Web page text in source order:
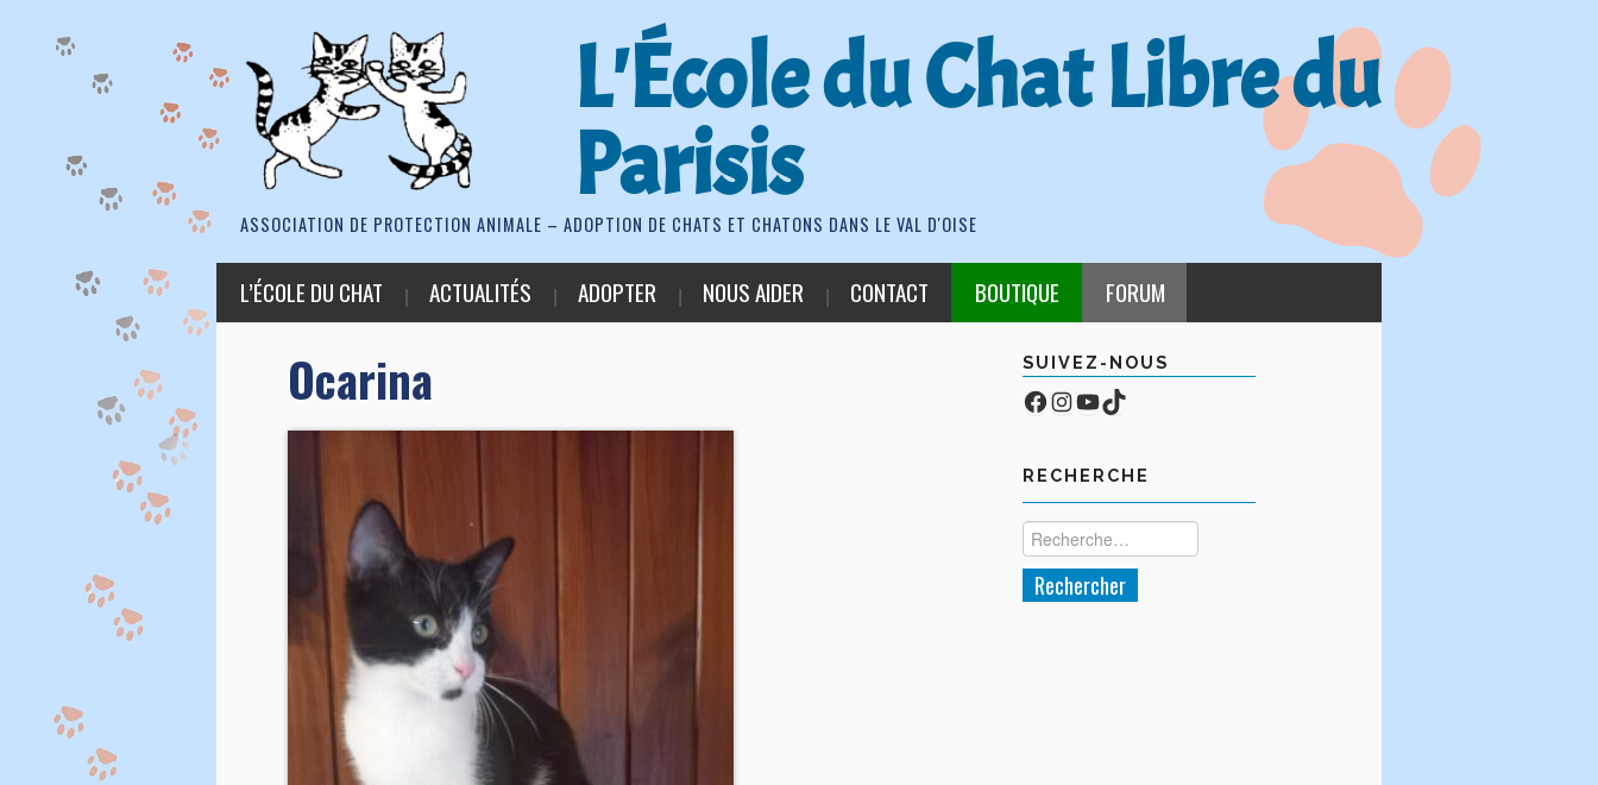
L'École du Chat Libre du
Parisis
ASSOCIATION DE PROTECTION ANIMALE – ADOPTION DE CHATS ET CHATONS DANS LE VAL D'OISE
L’ÉCOLE DU CHAT ACTUALITÉS ADOPTER NOUS AIDER CONTACT BOUTIQUE FORUM
Ocarina SUIVEZ-NOUS
Facebook
Compte Instagram
YouTube
TikTok
RECHERCHE